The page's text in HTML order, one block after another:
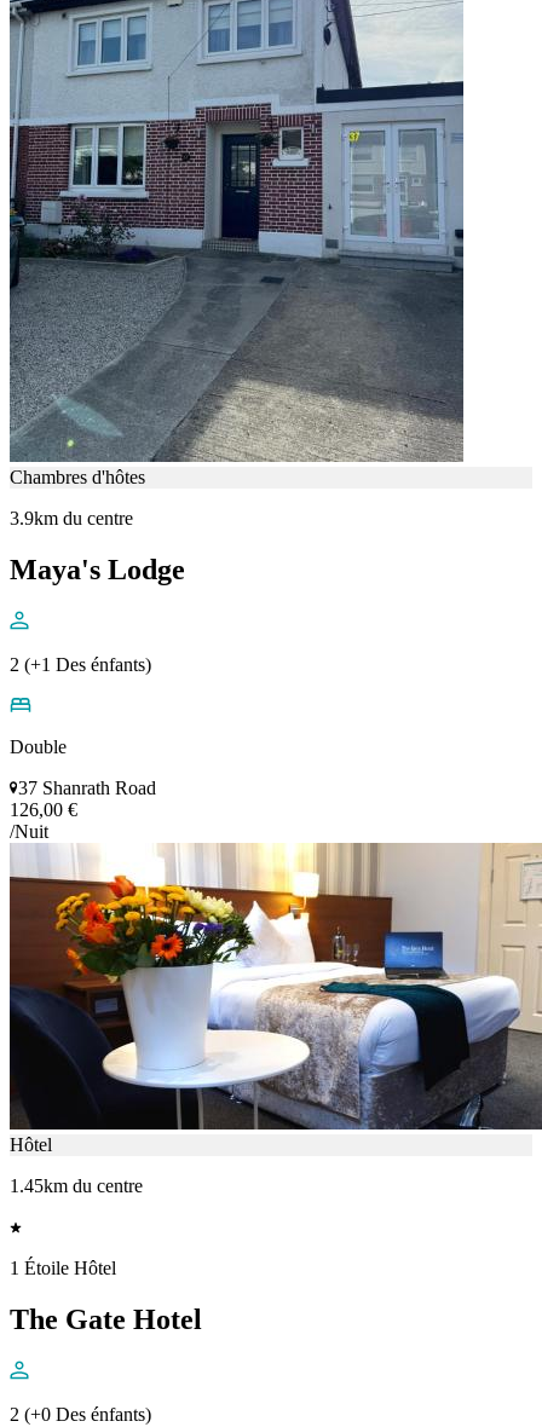
Chambres d'hôtes
3.9km du centre
Maya's Lodge
2 (+1 Des énfants)
Double
37 Shanrath Road
126,00 €
/Nuit
Hôtel
1.45km du centre
1 Étoile Hôtel
The Gate Hotel
2 (+0 Des énfants)